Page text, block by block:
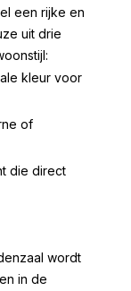
een rijke en
uit drie
kleur voor
of
die direct
wordt
in de